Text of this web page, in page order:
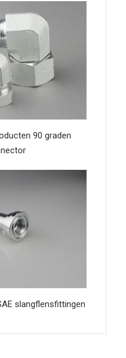
90 graden
slangflensfittingen